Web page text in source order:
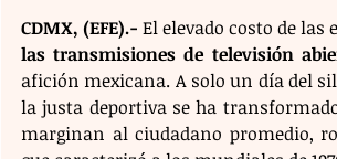
CDMX, (EFE).- El elevado costo de
las transmisiones de televisión
afición mexicana. A solo un día del
la justa deportiva se ha
marginan al ciudadano promedio,